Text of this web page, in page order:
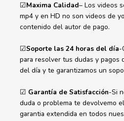
☑Maxima Calidad– Los videos
mp4 y en HD no son videos de
contenido del autor de pago.
☑Soporte las 24 horas del día-
para resolver tus dudas y pagos
del día y te garantizamos un
☑ Garantía de Satisfacción-Si
duda o problema te devolvemo
garantia extendida en todos